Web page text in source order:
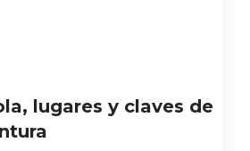
lugares y claves de